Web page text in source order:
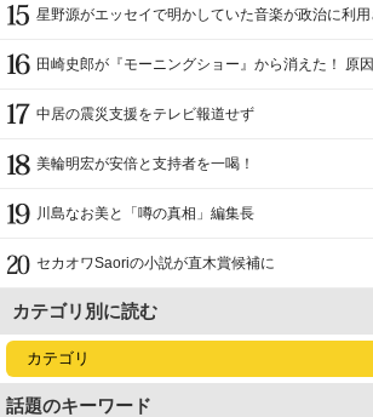
星野源がエッセイで明かしていた音楽が政治に利
田崎史郎が『モーニングショー』から消えた！ 原
中居の震災支援をテレビ報道せず
美輪明宏が安倍と支持者を一喝！
川島なお美と「噂の真相」編集長
セカオワSaoriの小説が直木賞候補に
カテゴリ別に読む
話題のキーワード